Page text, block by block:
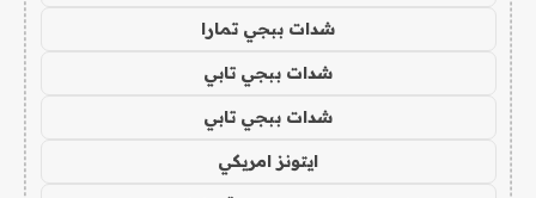
شدات ببجي تمارا
شدات ببجي تابي
شدات ببجي تابي
ايتونز امريكي